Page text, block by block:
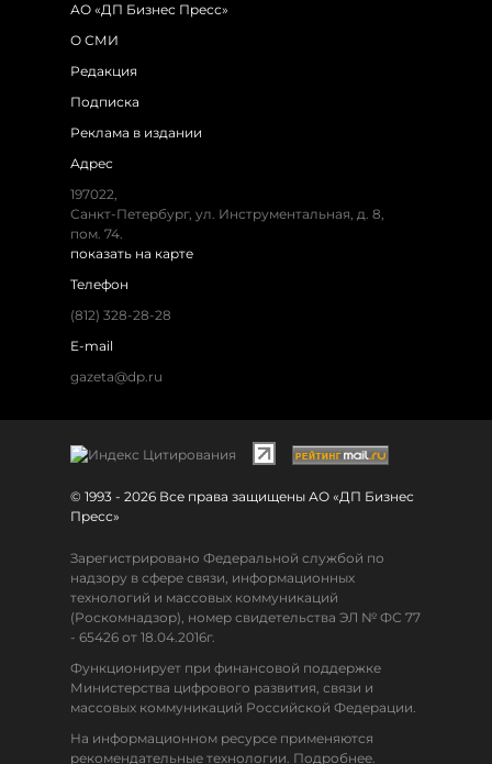
АО «ДП Бизнес Пресс»
О СМИ
Редакция
Подписка
Реклама в издании
Адрес
197022,
Санкт-Петербург, ул. Инструментальная, д. 8,
пом. 74.
показать на карте
Телефон
(812) 328-28-28
E-mail
gazeta@dp.ru
© 1993 - 2026 Все права защищены АО «ДП Бизнес
Пресс»
Зарегистрировано Федеральной службой по
надзору в сфере связи, информационных
технологий и массовых коммуникаций
(Роскомнадзор), номер свидетельства ЭЛ № ФС 77
- 65426 от 18.04.2016г.
Функционирует при финансовой поддержке
Министерства цифрового развития, связи и
массовых коммуникаций Российской Федерации.
На информационном ресурсе применяются
рекомендательные технологии. Подробнее.